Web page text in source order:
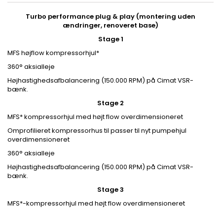
Turbo performance plug & play (montering uden
ændringer, renoveret base)
Stage 1
MFS højflow kompressorhjul*
360° aksialleje
Højhastighedsafbalancering (150.000 RPM) på Cimat VSR-
bænk.
Stage 2
MFS* kompressorhjul med højt flow overdimensioneret
Omprofilieret kompressorhus til passer til nyt pumpehjul
overdimensioneret
360° aksialleje
Højhastighedsafbalancering (150.000 RPM) på Cimat VSR-
bænk.
Stage 3
MFS*-kompressorhjul med højt flow overdimensioneret